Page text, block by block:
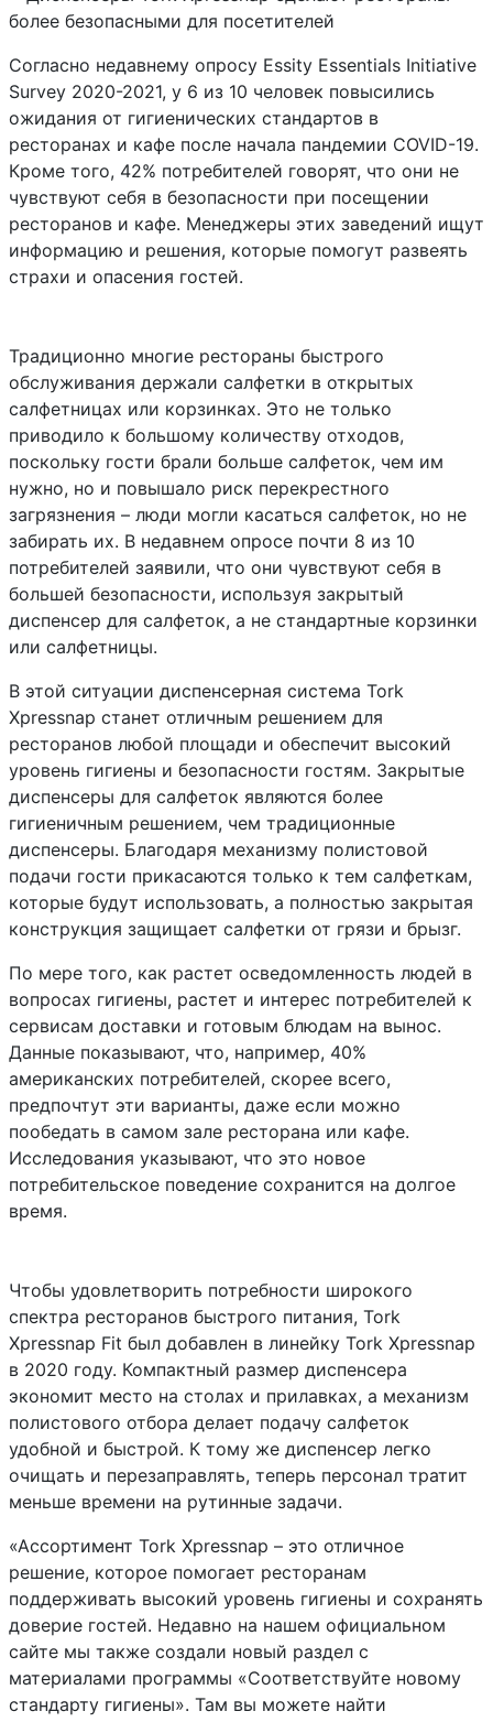
Согласно недавнему опросу Essity Essentials Initiative
Survey 2020-2021, у 6 из 10 человек повысились
ожидания от гигиенических стандартов в
ресторанах и кафе после начала пандемии COVID-19.
Кроме того, 42% потребителей говорят, что они не
чувствуют себя в безопасности при посещении
ресторанов и кафе. Менеджеры этих заведений ищут
информацию и решения, которые помогут развеять
страхи и опасения гостей.
Традиционно многие рестораны быстрого
обслуживания держали салфетки в открытых
салфетницах или корзинках. Это не только
приводило к большому количеству отходов,
поскольку гости брали больше салфеток, чем им
нужно, но и повышало риск перекрестного
загрязнения – люди могли касаться салфеток, но не
забирать их. В недавнем опросе почти 8 из 10
потребителей заявили, что они чувствуют себя в
большей безопасности, используя закрытый
диспенсер для салфеток, а не стандартные корзинки
или салфетницы.
В этой ситуации диспенсерная система Tork
Xpressnap станет отличным решением для
ресторанов любой площади и обеспечит высокий
уровень гигиены и безопасности гостям. Закрытые
диспенсеры для салфеток являются более
гигиеничным решением, чем традиционные
диспенсеры. Благодаря механизму полистовой
подачи гости прикасаются только к тем салфеткам,
которые будут использовать, а полностью закрытая
конструкция защищает салфетки от грязи и брызг.
По мере того, как растет осведомленность людей в
вопросах гигиены, растет и интерес потребителей к
сервисам доставки и готовым блюдам на вынос.
Данные показывают, что, например, 40%
американских потребителей, скорее всего,
предпочтут эти варианты, даже если можно
пообедать в самом зале ресторана или кафе.
Исследования указывают, что это новое
потребительское поведение сохранится на долгое
время.
Чтобы удовлетворить потребности широкого
спектра ресторанов быстрого питания, Tork
Xpressnap Fit был добавлен в линейку Tork Xpressnap
в 2020 году. Компактный размер диспенсера
экономит место на столах и прилавках, а механизм
полистового отбора делает подачу салфеток
удобной и быстрой. К тому же диспенсер легко
очищать и перезаправлять, теперь персонал тратит
меньше времени на рутинные задачи.
«Ассортимент Tork Xpressnap – это отличное
решение, которое помогает ресторанам
поддерживать высокий уровень гигиены и сохранять
доверие гостей. Недавно на нашем официальном
сайте мы также создали новый раздел с
материалами программы «Соответствуйте новому
стандарту гигиены». Там вы можете найти